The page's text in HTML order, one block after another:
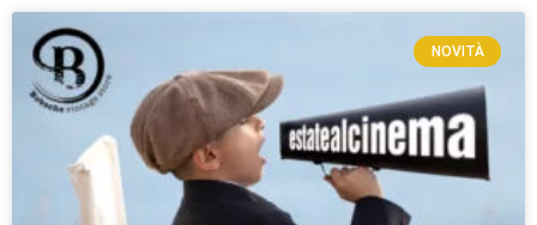
NOVITÀ